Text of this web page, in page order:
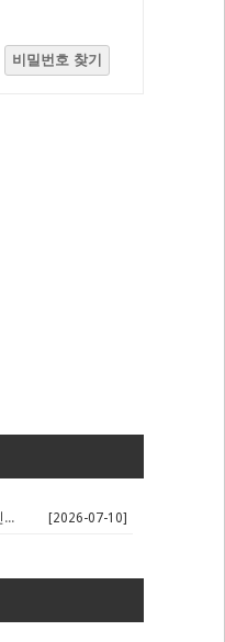
비밀번호 찾기
🌍 경기 AI 스타트업 해외 진출 판... [2026-07-10]